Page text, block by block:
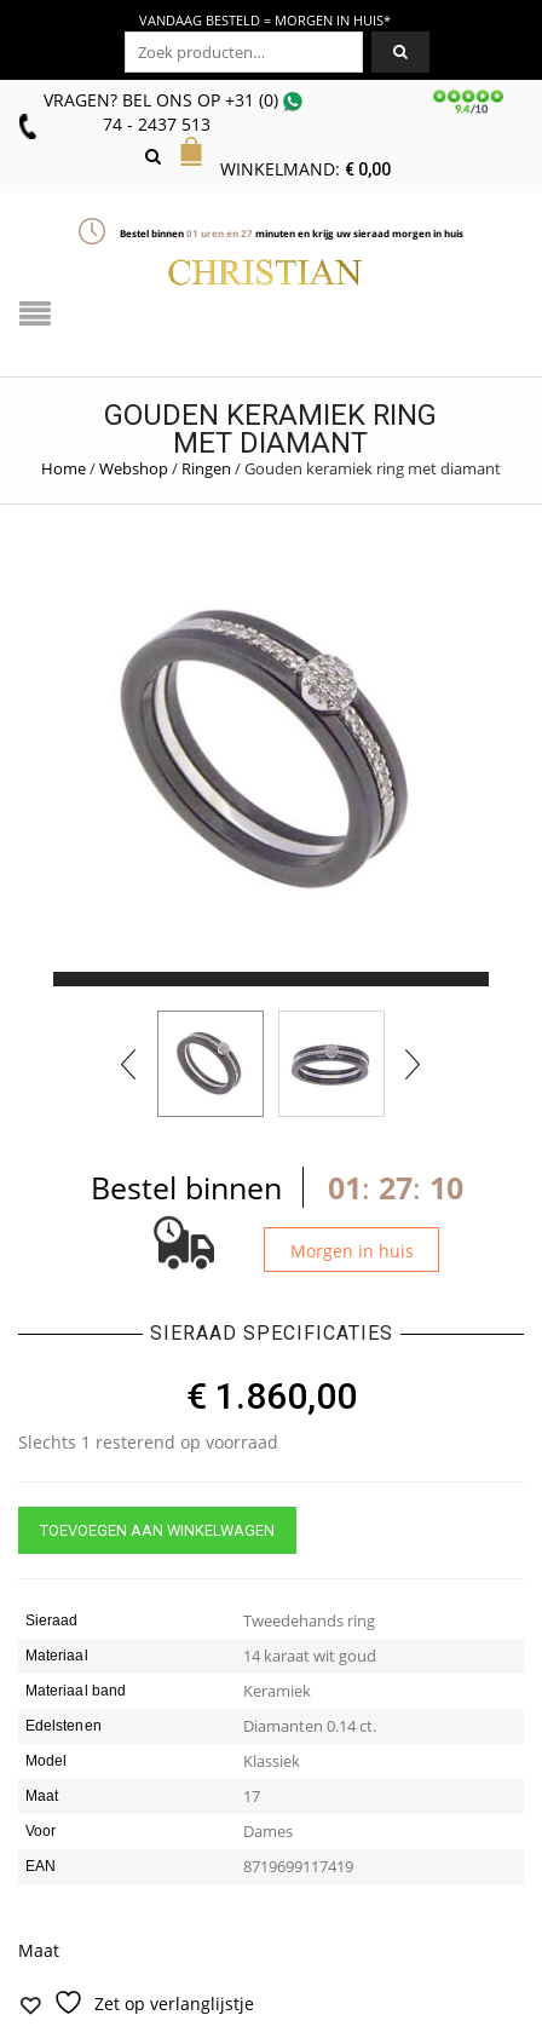
VANDAAG BESTELD = MORGEN IN HUIS*
Zoeken naar:
VRAGEN? BEL ONS OP+31 (0)
74 - 2437 513
WINKELMAND: €0,00
Bestel binnen01 uren en27minuten en krijg uw sieraad morgen in huis
GOUDEN KERAMIEK RING
MET DIAMANT
Home/Webshop/ Ringen /Gouden keramiek ring met diamant
Bestel binnen 01: 27: 09
Morgen in huis
SIERAAD SPECIFICATIES
€ 1.860,00
Slechts 1 resterend op voorraad
TOEVOEGEN AAN WINKELWAGEN
Sieraad Tweedehands ring
Materiaal 14 karaat wit goud
Materiaal band Keramiek
Edelstenen Diamanten 0.14 ct.
Model Klassiek
Maat 17
Voor Dames
EAN 8719699117419
Maat
Zet op verlanglijstje